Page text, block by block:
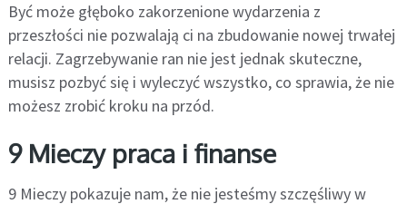
Być może głęboko zakorzenione wydarzenia z
przeszłości nie pozwalają ci na zbudowanie nowej trwałej
relacji. Zagrzebywanie ran nie jest jednak skuteczne,
musisz pozbyć się i wyleczyć wszystko, co sprawia, że nie
możesz zrobić kroku na przód.
9 Mieczy praca i finanse
9 Mieczy pokazuje nam, że nie jesteśmy szczęśliwy w